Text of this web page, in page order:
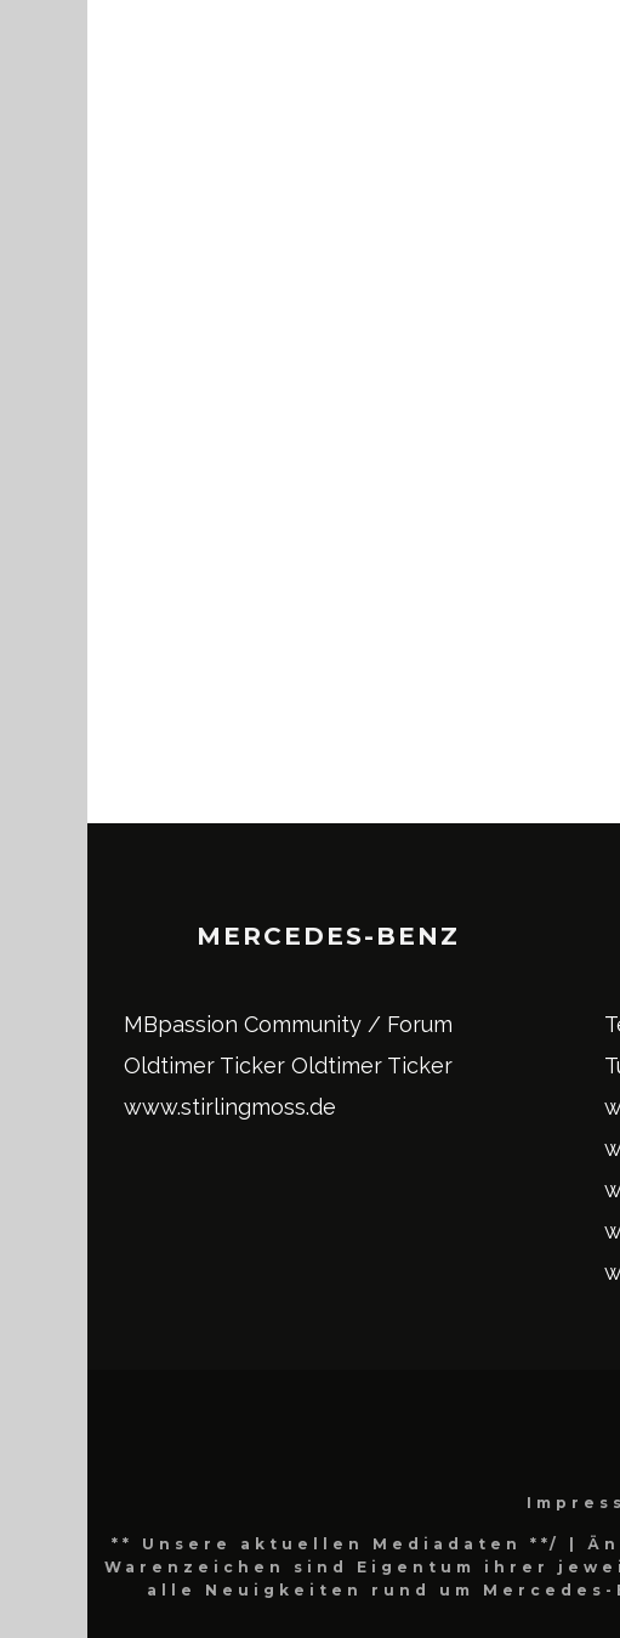
MERCEDES-BENZ
MBpassion Community / Forum
Oldtimer Ticker Oldtimer Ticker
www.stirlingmoss.de
** Unsere aktuellen Mediadaten **/
|
Warenzeichen sind Eigentum ihrer
alle Neuigkeiten rund um Mercedes-